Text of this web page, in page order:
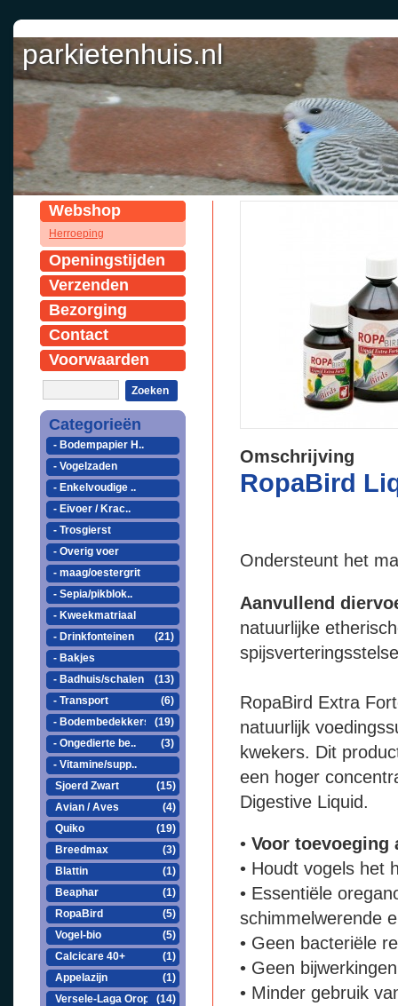
parkietenhuis.nl
Webshop
Herroeping
Openingstijden
Verzenden
Bezorging
Contact
Voorwaarden
Zoeken
Categorieën
- Bodempapier H..
- Vogelzaden
- Enkelvoudige ..
- Eivoer / Krac..
- Trosgierst
- Overig voer
- maag/oestergrit
- Sepia/pikblok..
- Kweekmatriaal
- Drinkfonteinen
(21)
- Bakjes
- Badhuis/schalen
(13)
- Transport
(6)
- Bodembedekkers
(19)
- Ongedierte be..
(3)
- Vitamine/supp..
Sjoerd Zwart
(15)
Avian / Aves
(4)
Quiko
(19)
Breedmax
(3)
Blattin
(1)
Beaphar
(1)
RopaBird
(5)
Vogel-bio
(5)
Calcicare 40+
(1)
Appelazijn
(1)
Versele-Laga Orop..
(14)
Omschrijving
RopaBird
Ondersteunt het
Aanvullend
natuurlijke
RopaBird Extra
natuurlijk
kwekers. Dit
een hoger
Digestive Liquid.
• Voor toevoeging
• Houdt vogels het
• Essentiële
schimmelwerende
• Geen bacteriële
• Geen bijwerkingen
• Minder gebruik